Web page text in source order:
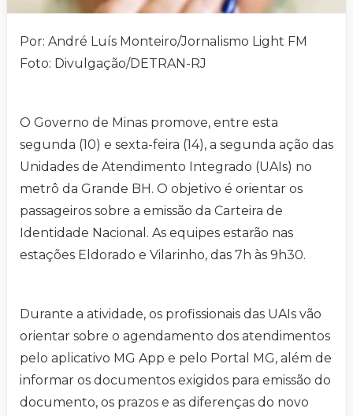
Por: André Luís Monteiro/Jornalismo Light FM
Foto: Divulgação/DETRAN-RJ
O Governo de Minas promove, entre esta
segunda (10) e sexta-feira (14), a segunda ação das
Unidades de Atendimento Integrado (UAIs) no
metrô da Grande BH. O objetivo é orientar os
passageiros sobre a emissão da Carteira de
Identidade Nacional. As equipes estarão nas
estações Eldorado e Vilarinho, das 7h às 9h30.
Durante a atividade, os profissionais das UAIs vão
orientar sobre o agendamento dos atendimentos
pelo aplicativo MG App e pelo Portal MG, além de
informar os documentos exigidos para emissão do
documento, os prazos e as diferenças do novo